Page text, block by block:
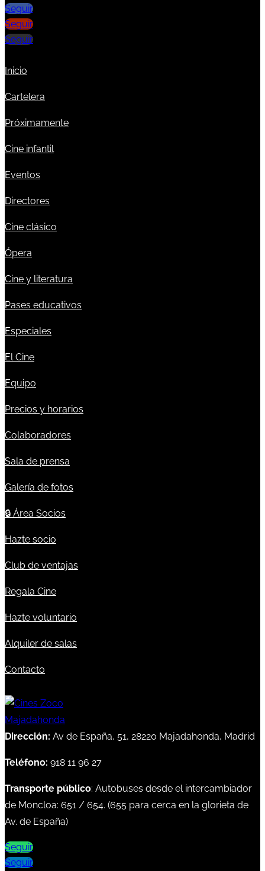
Seguir
Seguir
Seguir
Inicio
Cartelera
Próximamente
Cine infantil
Eventos
Directores
Cine clásico
Ópera
Cine y literatura
Pases educativos
Especiales
El Cine
Equipo
Precios y horarios
Colaboradores
Sala de prensa
Galería de fotos
🔒 Área Socios
Hazte socio
Club de ventajas
Regala Cine
Hazte voluntario
Alquiler de salas
Contacto
Dirección: Av de España, 51, 28220 Majadahonda, Madrid
Teléfono: 918 11 96 27
Transporte público: Autobuses desde el intercambiador
de Moncloa: 651 / 654. (655 para cerca en la glorieta de
Av. de España)
Seguir
Seguir